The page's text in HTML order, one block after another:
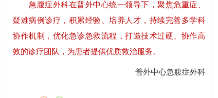
急腹症外科在普外中心统一领导下，聚焦危重症、
疑难病例诊疗，积累经验、培养人才，持续完善多学科
协作机制，优化急诊急救流程，打造技术过硬、协作高
效的诊疗团队，为患者提供优质救治服务。
普外中心急腹症外科